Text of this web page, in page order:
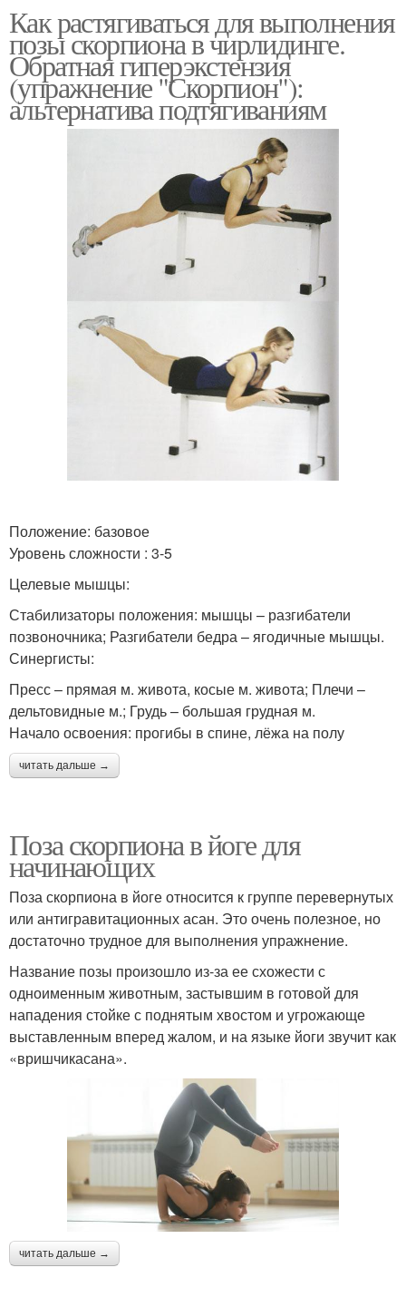
Как растягиваться для выполнения
позы скорпиона в чирлидинге.
Обратная гиперэкстензия
(упражнение "Скорпион"):
альтернатива подтягиваниям
Положение: базовое
Уровень сложности : 3-5
Целевые мышцы:
Стабилизаторы положения: мышцы – разгибатели
позвоночника; Разгибатели бедра – ягодичные мышцы.
Синергисты:
Пресс – прямая м. живота, косые м. живота; Плечи –
дельтовидные м.; Грудь – большая грудная м.
Начало освоения: прогибы в спине, лёжа на полу
читать дальше →
Поза скорпиона в йоге для
начинающих
Поза скорпиона в йоге относится к группе перевернутых
или антигравитационных асан. Это очень полезное, но
достаточно трудное для выполнения упражнение.
Название позы произошло из-за ее схожести с
одноименным животным, застывшим в готовой для
нападения стойке с поднятым хвостом и угрожающе
выставленным вперед жалом, и на языке йоги звучит как
«вришчикасана».
читать дальше →